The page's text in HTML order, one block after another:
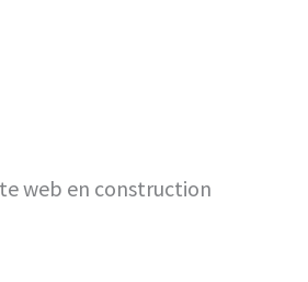
web en construction